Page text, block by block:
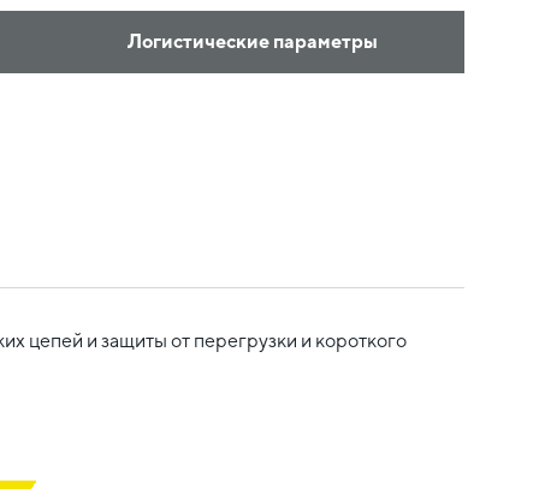
Логистические параметры
цепей и защиты от перегрузки и короткого